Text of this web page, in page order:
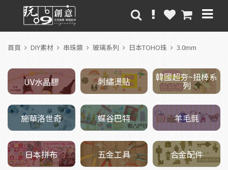
首頁 DIY素材 串珠類 玻璃系列 日本TOHO珠 3.0mm
UV水晶膠 刺繡燙貼 韓國超夯~扭棒系
列
施華洛世奇 蝶谷巴特 羊毛氈
日本拼布 五金工具 合金配件